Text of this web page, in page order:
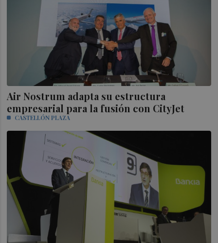
Air Nostrum adapta su estructura
empresarial para la fusión con CityJet
CASTELLÓN PLAZA